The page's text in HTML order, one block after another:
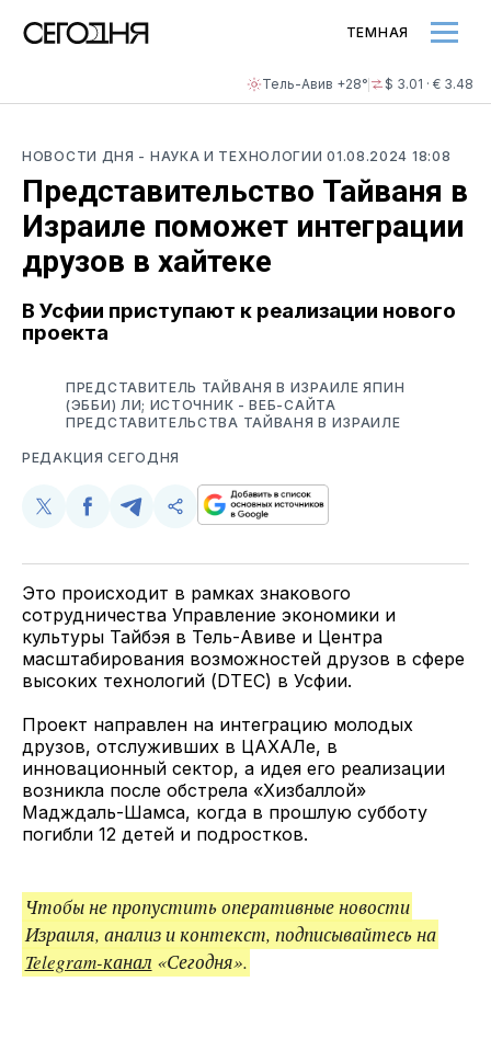
Тель-Авив +28° $ 3.01 · € 3.48
ТЕМНАЯ
НОВОСТИ ДНЯ - НАУКА И ТЕХНОЛОГИИ01.08.2024 18:08
Представительство Тайваня в
Израиле поможет интеграции
друзов в хайтеке
В Усфии приступают к реализации нового
проекта
ПРЕДСТАВИТЕЛЬ ТАЙВАНЯ В ИЗРАИЛЕ ЯПИН
(ЭББИ) ЛИ; ИСТОЧНИК - ВЕБ-САЙТА
ПРЕДСТАВИТЕЛЬСТВА ТАЙВАНЯ В ИЗРАИЛЕ
РЕДАКЦИЯ СЕГОДНЯ
Поделиться
Twitter
Поделиться
Facebook
Поделиться
Telegram
Скопируйте
поделитесь
Это происходит в рамках знакового
сотрудничества Управление экономики и
культуры Тайбэя в Тель-Авиве и Центра
масштабирования возможностей друзов в сфере
высоких технологий (DTEC) в Усфии.
Проект направлен на интеграцию молодых
друзов, отслуживших в ЦАХАЛе, в
инновационный сектор, а идея его реализации
возникла после обстрела «Хизбаллой»
Мадждаль-Шамса, когда в прошлую субботу
погибли 12 детей и подростков.
Чтобы не пропустить оперативные новости
Израиля, анализ и контекст, подписывайтесь на
Telegram-канал «Сегодня».